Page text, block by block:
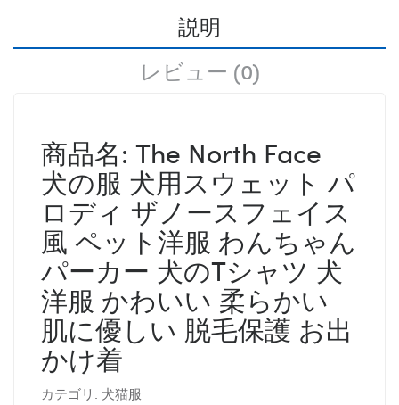
説明
レビュー (0)
商品名: The North Face
犬の服 犬用スウェット パ
ロディ ザノースフェイス
風 ペット洋服 わんちゃん
パーカー 犬のTシャツ 犬
洋服 かわいい 柔らかい
肌に優しい 脱毛保護 お出
かけ着
カテゴリ: 犬猫服